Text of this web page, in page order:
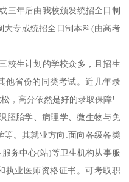
三年后由我校颁发统招全日制
大专或统招全日制本科(由高考
校生计划的学校众多，且招生
他省份的同类考试。近几年录
，高分依然是好的录取保障!
胚胎学、病理学、微生物与免
等。其就业方向:面向各级各类
务中心(站)等卫生机构从事服
执业医师资格证书。可考取职